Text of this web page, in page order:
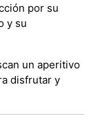
por su
y su
un aperitivo
disfrutar y